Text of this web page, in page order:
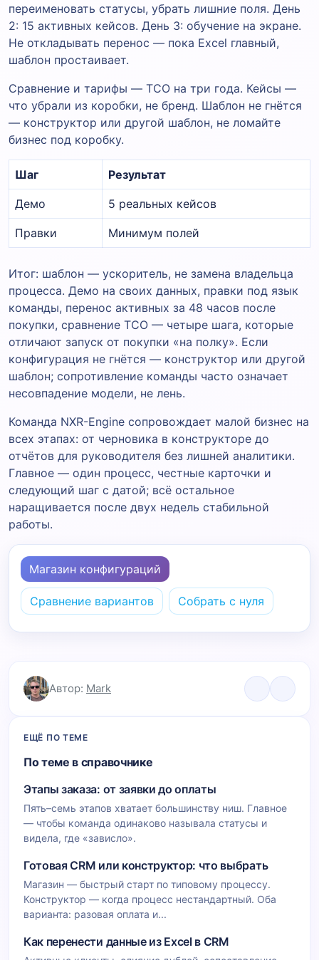
переименовать статусы, убрать лишние поля. День
2: 15 активных кейсов. День 3: обучение на экране.
Не откладывать перенос — пока Excel главный,
шаблон простаивает.
Сравнение и тарифы — TCO на три года. Кейсы —
что убрали из коробки, не бренд. Шаблон не гнётся
— конструктор или другой шаблон, не ломайте
бизнес под коробку.
Шаг Результат
Демо 5 реальных кейсов
Правки Минимум полей
Итог: шаблон — ускоритель, не замена владельца
процесса. Демо на своих данных, правки под язык
команды, перенос активных за 48 часов после
покупки, сравнение TCO — четыре шага, которые
отличают запуск от покупки «на полку». Если
конфигурация не гнётся — конструктор или другой
шаблон; сопротивление команды часто означает
несовпадение модели, не лень.
Команда NXR-Engine сопровождает малой бизнес на
всех этапах: от черновика в конструкторе до
отчётов для руководителя без лишней аналитики.
Главное — один процесс, честные карточки и
следующий шаг с датой; всё остальное
наращивается после двух недель стабильной
работы.
Магазин конфигураций
Сравнение вариантов Собрать с нуля
Автор: Mark
ЕЩЁ ПО ТЕМЕ
По теме в справочнике
Этапы заказа: от заявки до оплаты
Пять–семь этапов хватает большинству ниш. Главное
— чтобы команда одинаково называла статусы и
видела, где «зависло».
Готовая CRM или конструктор: что выбрать
Магазин — быстрый старт по типовому процессу.
Конструктор — когда процесс нестандартный. Оба
варианта: разовая оплата и...
Как перенести данные из Excel в CRM